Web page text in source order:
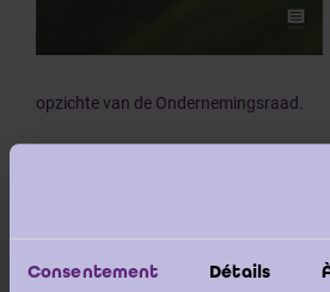
Consentement Détails
opzichte van de Ondernemingsraad.
1. Hoe verloopt anno 2009 in de